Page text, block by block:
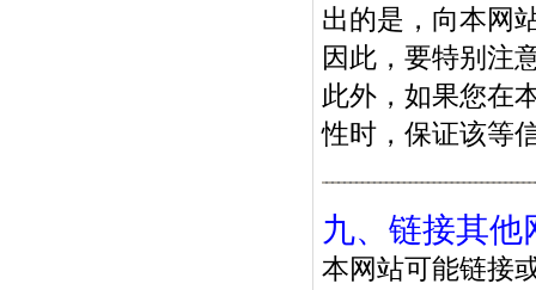
出的是，向本网
因此，要特别注
此外，如果您在
性时，保证该等
九、链接其他
本网站可能链接